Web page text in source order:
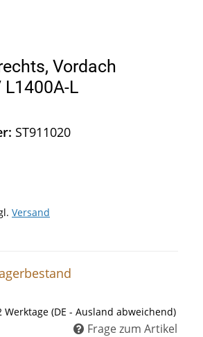
Vordach
L1400A-L
ST911020
Versand
Werktage (DE - Ausland abweichend)
Frage zum Artikel